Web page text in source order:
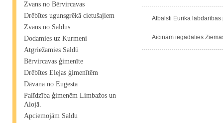
Zvans no Bērvircavas
Drēbītes ugunsgrēkā cietušajiem
Zvans no Saldus
Dodamies uz Kurmeni
Atgriežamies Saldū
Bērvircavas ģimenīte
Drēbītes Elejas ģimenītēm
Dāvana no Eugesta
Palīdzība ģimenēm Limbažos un
Alojā.
Apciemojām Saldu
Atbalsti Eurika
Aicinām iegādāties